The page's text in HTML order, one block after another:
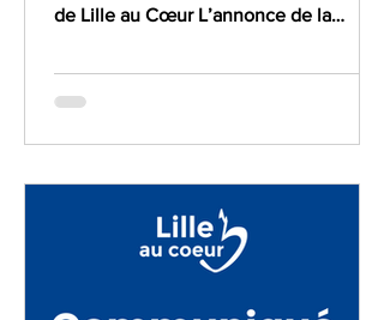
de Lille au Cœur L’annonce de la